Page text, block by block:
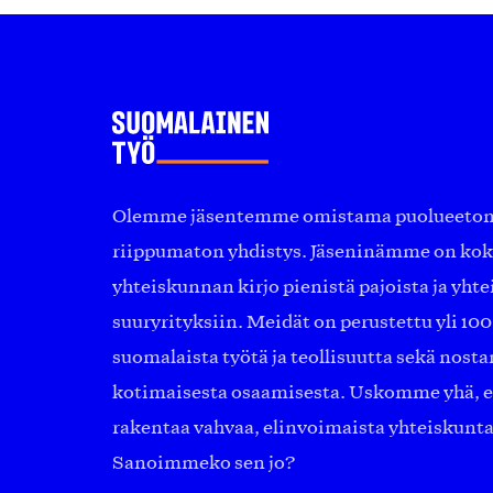
Olemme jäsentemme omistama
riippumaton yhdistys. Jäseninämme on
yhteiskunnan kirjo pienistä pajoista ja
suuryrityksiin. Meidät on perustettu yli
suomalaista työtä ja teollisuutta sekä
kotimaisesta osaamisesta. Uskomme yhä,
rakentaa vahvaa, elinvoimaista
Sanoimmeko sen jo?